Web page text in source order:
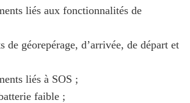
liés aux fonctionnalités de
de géorepérage, d’arrivée, de départ et
liés à SOS ;
faible ;